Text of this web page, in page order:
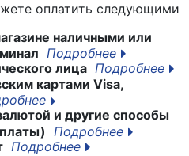
оплатить следующими
наличными или
Подробнее
лица Подробнее
картами Visa,
и другие способы
Подробнее
Подробнее